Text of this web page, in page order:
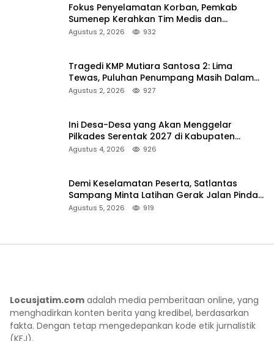
Fokus Penyelamatan Korban, Pemkab
Sumenep Kerahkan Tim Medis dan
Ambulans ke Pelabuhan Kalianget
Agustus 2, 2026 932
Tragedi KMP Mutiara Santosa 2: Lima
Tewas, Puluhan Penumpang Masih Dalam
Pencarian
Agustus 2, 2026 927
Ini Desa-Desa yang Akan Menggelar
Pilkades Serentak 2027 di Kabupaten
Sumenep
Agustus 4, 2026 926
Demi Keselamatan Peserta, Satlantas
Sampang Minta Latihan Gerak Jalan Pindah
ke Lokasi Aman
Agustus 5, 2026 919
Locusjatim.com adalah media pemberitaan online, yang
menghadirkan konten berita yang kredibel, berdasarkan
fakta. Dengan tetap mengedepankan kode etik jurnalistik
(KEJ).